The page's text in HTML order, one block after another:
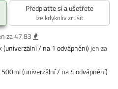
Předplaťte si a ušetřete
lze kdykoliv zrušit
za 47.83
(univerzální / na 1 odvápnění) jen za
(univerzální / na 4 odvápnění)